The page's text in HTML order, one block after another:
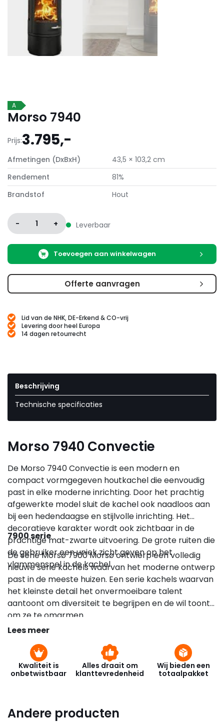
A
Morso 7940
Prijs:3.795,-
Afmetingen (DxBxH)
43,5 × 103,2 cm
Rendement
81%
Brandstof
Hout
- 1 + Leverbaar
Toevoegen aan winkelwagen
Offerte aanvragen
Lid van de NHK, DE-Erkend & CO-vrij
Levering door heel Europa
14 dagen retourrecht
Beschrijving
Technische specificaties
Morso 7940 Convectie
De Morso 7940 Convectie is een modern en
compact vormgegeven houtkachel die eenvoudig
past in elke moderne inrichting. Door het prachtig
afgewerkte model sluit de kachel ook naadloos aan
bij een hedendaagse en stijlvolle inrichting. Het
decoratieve karakter wordt ook zichtbaar in de
prachtige mat-zwarte uitvoering. De grote ruiten die
de gebruiker een uniek zicht geven op het
vlammenspel in de kachel.
7900 serie
De serie Morsø 7900 Morsø ontwierp een volledig
nieuwe serie kachels waarvan het moderne ontwerp
past in de meeste huizen. Een serie kachels waarvan
het kleinste detail het onvermoeibare talent
aantoont om diversiteit te begrijpen en de wil toont
om ze te omarmen.
Lees meer
Kwaliteit is
onbetwistbaar
Alles draait om
klanttevredenheid
Wij bieden een
totaalpakket
Andere producten